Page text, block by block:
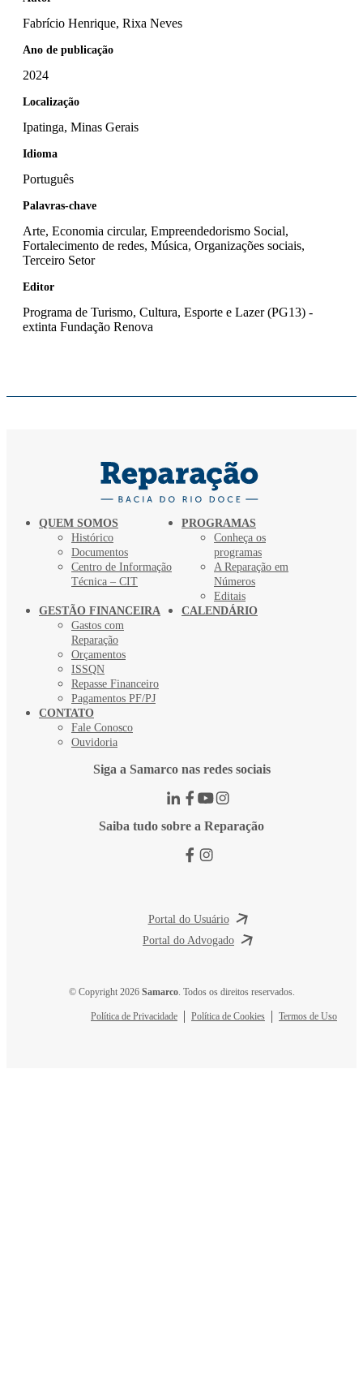
Fabrício Henrique, Rixa Neves
Ano de publicação
2024
Localização
Ipatinga, Minas Gerais
Idioma
Português
Palavras-chave
Arte, Economia circular, Empreendedorismo Social,
Fortalecimento de redes, Música, Organizações sociais,
Terceiro Setor
Editor
Programa de Turismo, Cultura, Esporte e Lazer (PG13) -
extinta Fundação Renova
QUEM SOMOS
Histórico
Documentos
Centro de Informação
Técnica – CIT
PROGRAMAS
Conheça os
programas
A Reparação em
Números
Editais
GESTÃO FINANCEIRA
Gastos com
Reparação
Orçamentos
ISSQN
Repasse Financeiro
Pagamentos PF/PJ
CALENDÁRIO
CONTATO
Fale Conosco
Ouvidoria
Siga a Samarco nas redes sociais
Saiba tudo sobre a Reparação
Portal do Usuário
Portal do Advogado
© Copyright 2026 Samarco. Todos os direitos reservados.
Política de Privacidade Política de Cookies Termos de Uso